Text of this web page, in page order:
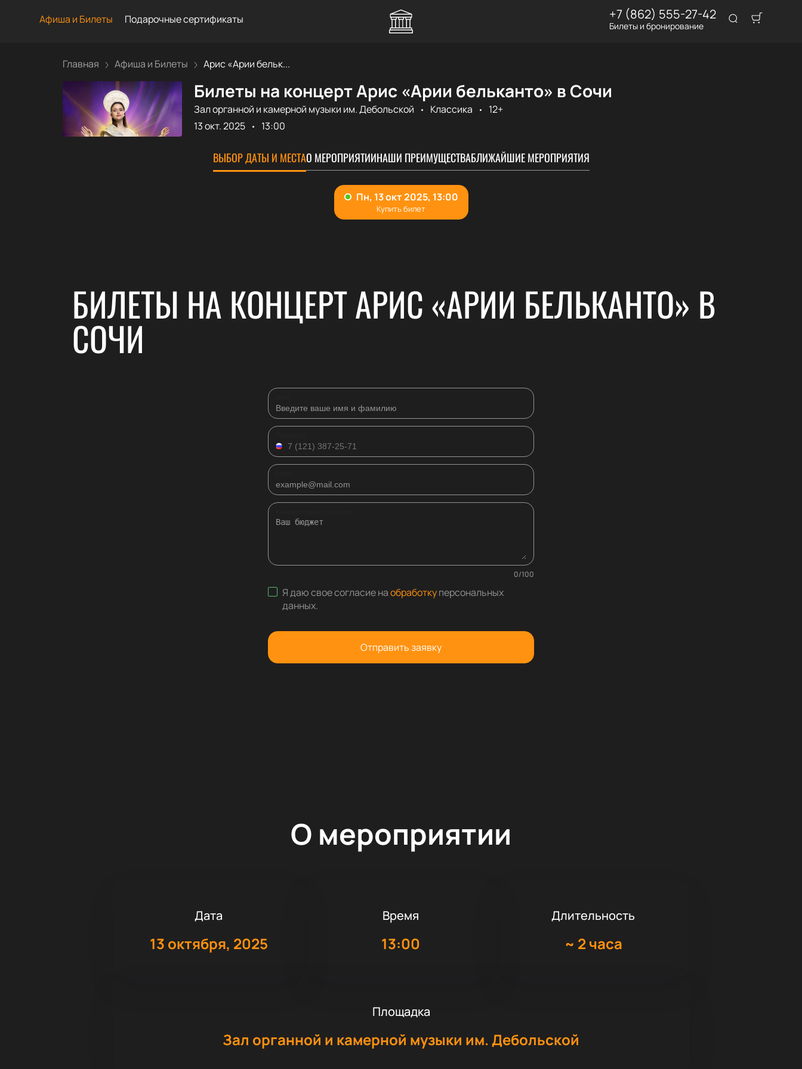
Афиша и Билеты Подарочные сертификаты +7 (862) 555-27-42
Билеты и бронирование
Главная Афиша и Билеты Арис «Арии бельк...
Билеты на концерт Арис «Арии бельканто» в Сочи
Зал органной и камерной музыки им. Дебольской Классика
12+
13 окт. 2025
13:00
ВЫБОР ДАТЫ И МЕСТАО МЕРОПРИЯТИИНАШИ ПРЕИМУЩЕСТВАБЛИЖАЙШИЕ МЕРОПРИЯТИЯ
БИЛЕТЫ НА КОНЦЕРТ АРИС «АРИИ БЕЛЬКАНТО» В
СОЧИ
0/100
Я даю свое согласие наобработкуперсональных
данных.
Отправить заявку
О мероприятии
Дата
13 октября, 2025
Время
13:00
Длительность
~ 2 часа
Площадка
Зал органной и камерной музыки им. Дебольской